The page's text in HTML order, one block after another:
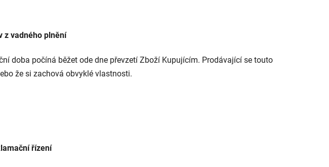
z vadného plnění
doba počíná běžet ode dne převzetí Zboží Kupujícím. Prodávající se touto
že si zachová obvyklé vlastnosti.
řízení